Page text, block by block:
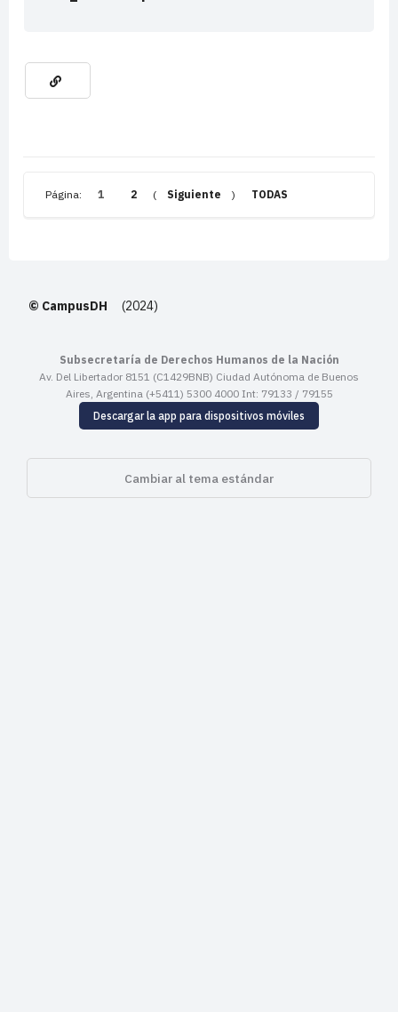
Página: 1 2 ( Siguiente ) TODAS
© CampusDH (2024)
Subsecretaría de Derechos Humanos de la Nación
Av. Del Libertador 8151 (C1429BNB) Ciudad Autónoma de Buenos
Aires, Argentina (+5411) 5300 4000 Int: 79133 / 79155
Descargar la app para dispositivos móviles
Cambiar al tema estándar